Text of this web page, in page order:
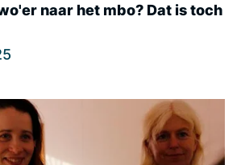
naar het mbo? Dat is toch